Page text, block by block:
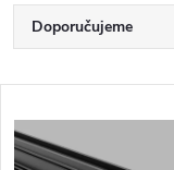
Ř
a
z
Doporučujeme
Nejprodávanější
V